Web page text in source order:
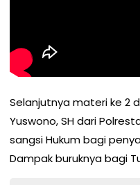
Selanjutnya materi ke 2
Yuswono, SH dari
sangsi Hukum bagi
Dampak buruknya bagi